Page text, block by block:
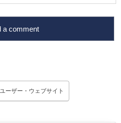
ユーザー・ウェブサイト